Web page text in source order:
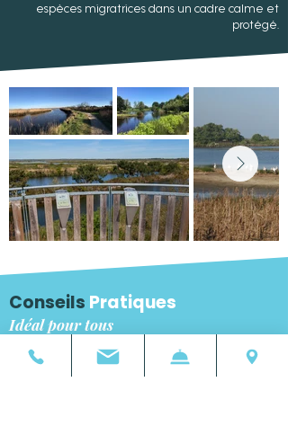
espèces migratrices dans un cadre calme et
protégé.
Conseils Pratiques
Idéal pour tous
Accessible en famille ou en solo — apportez des
jumelles pour mieux observer — parfait pour une